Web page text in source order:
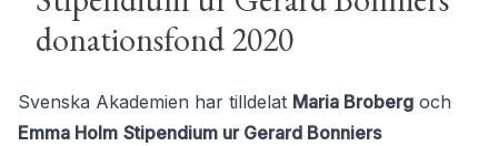
donationsfond 2020
Svenska Akademien har tilldelat Maria Broberg och
Emma Holm Stipendium ur Gerard Bonniers